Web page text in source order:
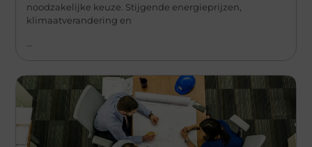
noodzakelijke keuze. Stijgende energieprijzen,
klimaatverandering en